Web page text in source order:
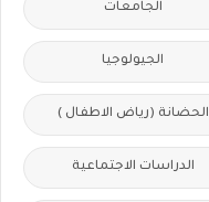
الجامعات
الجيولوجيا
الحضانة (رياض الاطفال )
الدراسات الاجتماعية